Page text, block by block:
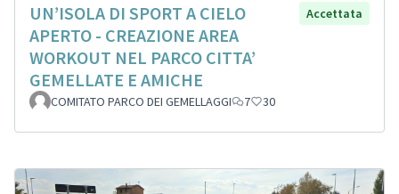
UN’ISOLA DI SPORT A CIELO
APERTO - CREAZIONE AREA
WORKOUT NEL PARCO CITTA’
GEMELLATE E AMICHE
Accettata
COMITATO PARCO DEI GEMELLAGGI 7 30